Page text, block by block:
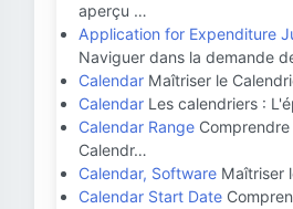
aperçu …
Application for Expenditure
Naviguer dans la demande
Calendar Maîtriser le
Calendar Les calendriers :
Calendar Range
Calendr…
Calendar, Software Maîtriser
Calendar Start Date